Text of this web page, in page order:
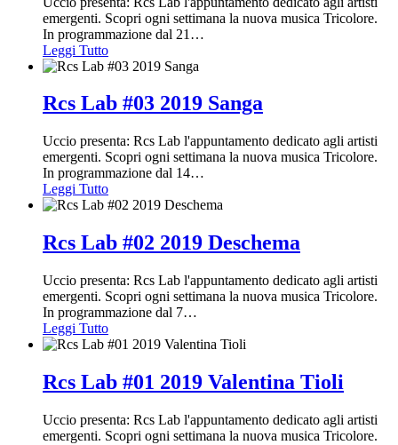
emergenti. Scopri ogni settimana la nuova musica Tricolore.
In programmazione dal 21 …
Leggi Tutto
Rcs Lab #03 2019 Sanga
Uccio presenta: Rcs Lab l'appuntamento dedicato agli artisti
emergenti. Scopri ogni settimana la nuova musica Tricolore.
In programmazione dal 14…
Leggi Tutto
Rcs Lab #02 2019 Deschema
Uccio presenta: Rcs Lab l'appuntamento dedicato agli artisti
emergenti. Scopri ogni settimana la nuova musica Tricolore.
In programmazione dal 7…
Leggi Tutto
Rcs Lab #01 2019 Valentina Tioli
Uccio presenta: Rcs Lab l'appuntamento dedicato agli artisti
emergenti. Scopri ogni settimana la nuova musica Tricolore.